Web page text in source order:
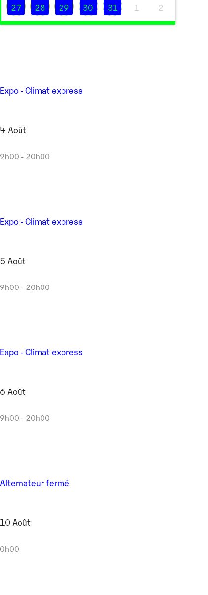
27 28 29 30 31 1 2
Expo - Climat express
4 Août
9h00 - 20h00
Expo - Climat express
5 Août
9h00 - 20h00
Expo - Climat express
6 Août
9h00 - 20h00
Alternateur fermé
10 Août
0h00